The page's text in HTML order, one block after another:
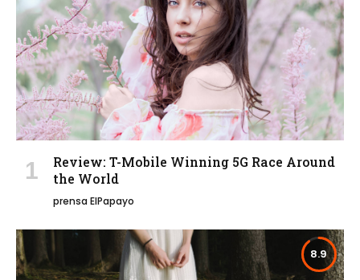
Review: T-Mobile Winning 5G Race Around
the World
prensa ElPapayo
8.9